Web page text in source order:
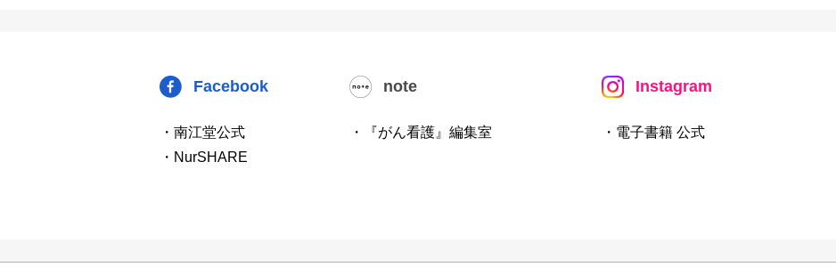
Facebook
・南江堂公式
・NurSHARE
note
・『がん看護』編集室
Instagram
・電子書籍 公式